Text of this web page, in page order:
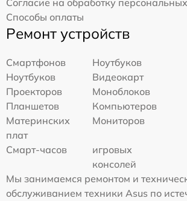
Согласие на обработку
Способы оплаты
Ремонт устройств
Смартфонов
Ноутбуков
Ноутбуков
Видеокарт
Проекторов
Моноблоков
Планшетов
Компьютеров
Материнских
плат
Мониторов
Смарт-часов
игровых
консолей
Мы занимаемся ремонтом и
обслуживанием техники Asus по